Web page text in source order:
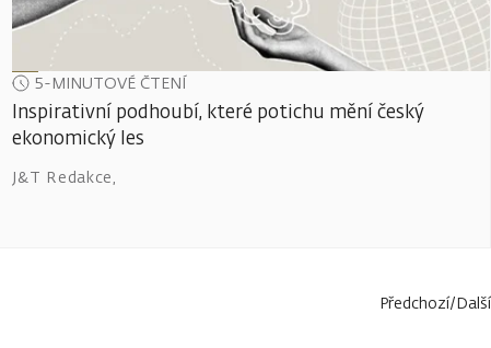
5-MINUTOVÉ ČTENÍ
Inspirativní podhoubí, které potichu mění český
ekonomický les
J&T Redakce,
Předchozí/Další